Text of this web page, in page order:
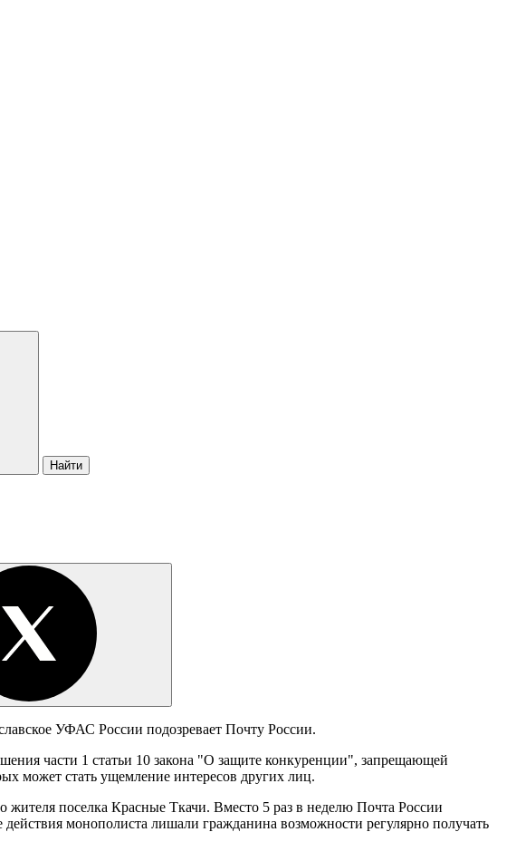
Найти
УФАС России подозревает Почту России.
части 1 статьи 10 закона "О защите конкуренции", запрещающей
может стать ущемление интересов других лиц.
поселка Красные Ткачи. Вместо 5 раз в неделю Почта России
монополиста лишали гражданина возможности регулярно получать